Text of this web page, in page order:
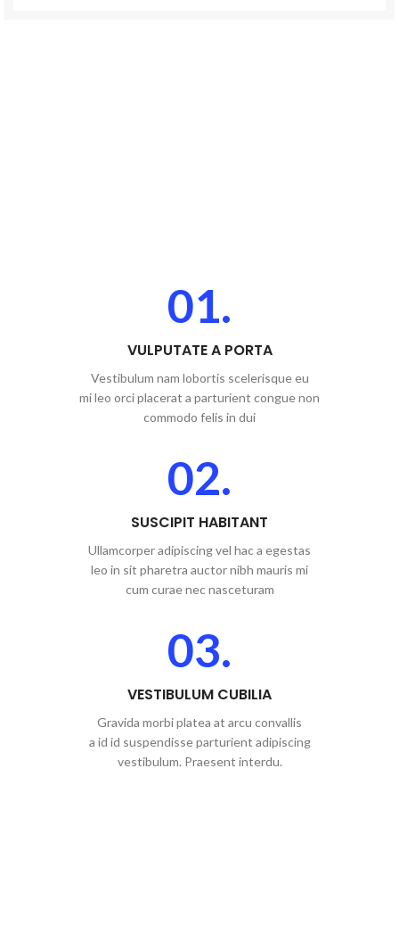
01.
VULPUTATE A PORTA
Vestibulum nam lobortis scelerisque eu
mi leo orci placerat a parturient congue non
commodo felis in dui
02.
SUSCIPIT HABITANT
Ullamcorper adipiscing vel hac a egestas
leo in sit pharetra auctor nibh mauris mi
cum curae nec nasceturam
03.
VESTIBULUM CUBILIA
Gravida morbi platea at arcu convallis
a id id suspendisse parturient adipiscing
vestibulum. Praesent interdu.